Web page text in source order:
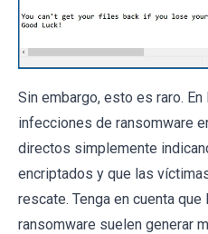
Sin embargo, esto es raro.
infecciones de ransomware
directos simplemente
encriptados y que las
rescate. Tenga en cuenta
ransomware suelen generar